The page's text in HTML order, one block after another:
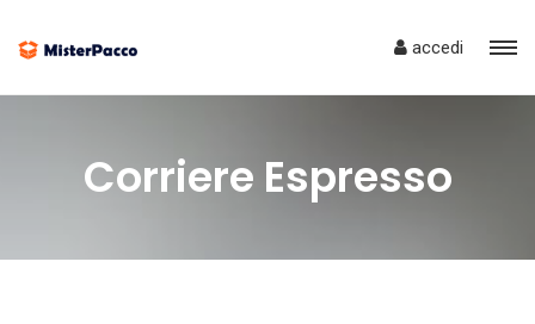
accedi
Corriere Espresso